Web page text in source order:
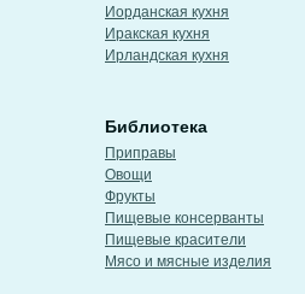
Иорданская кухня
Иракская кухня
Ирландская кухня
Библиотека
Приправы
Овощи
Фрукты
Пищевые консерванты
Пищевые красители
Мясо и мясные изделия